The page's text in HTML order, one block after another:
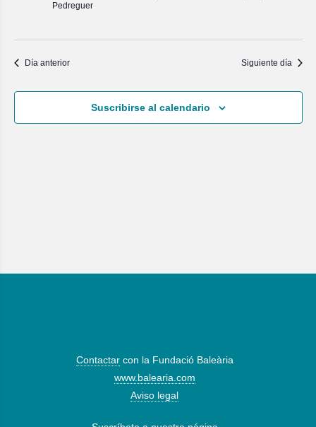
Pedreguer
Día anterior Siguiente día
Suscribirse al calendario
Contactarcon la Fundació Baleària
www.balearia.com
Aviso legal